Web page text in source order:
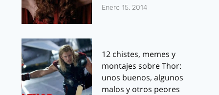
Enero 15, 2014
12 chistes, memes y
montajes sobre Thor:
unos buenos, algunos
malos y otros peores